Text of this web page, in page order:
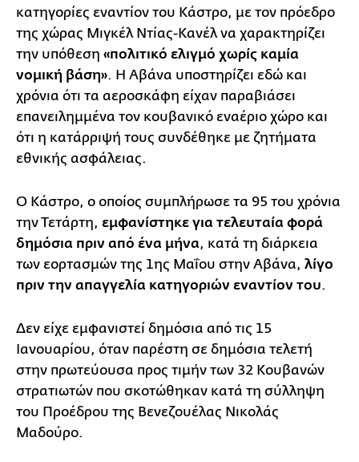
κατηγορίες εναντίον του Κάστρο, με τον πρόεδρο
της χώρας Μιγκέλ Ντίας-Κανέλ να χαρακτηρίζει
την υπόθεση «πολιτικό ελιγμό χωρίς καμία
νομική βάση». Η Αβάνα υποστηρίζει εδώ και
χρόνια ότι τα αεροσκάφη είχαν παραβιάσει
επανειλημμένα τον κουβανικό εναέριο χώρο και
ότι η κατάρριψή τους συνδέθηκε με ζητήματα
εθνικής ασφάλειας.
Ο Κάστρο, ο οποίος συμπλήρωσε τα 95 του χρόνια
την Τετάρτη, εμφανίστηκε για τελευταία φορά
δημόσια πριν από ένα μήνα, κατά τη διάρκεια
των εορτασμών της 1ης Μαΐου στην Αβάνα, λίγο
πριν την απαγγελία κατηγοριών εναντίον του.
Δεν είχε εμφανιστεί δημόσια από τις 15
Ιανουαρίου, όταν παρέστη σε δημόσια τελετή
στην πρωτεύουσα προς τιμήν των 32 Κουβανών
στρατιωτών που σκοτώθηκαν κατά τη σύλληψη
του Προέδρου της Βενεζουέλας Νικολάς
Μαδούρο.